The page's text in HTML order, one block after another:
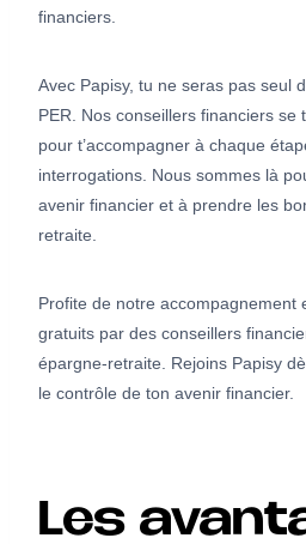
financiers.
Avec Papisy, tu ne seras pas seul
PER. Nos conseillers financiers se
pour t’accompagner à chaque
interrogations. Nous sommes là
avenir financier et à prendre les
retraite.
Profite de notre accompagnement
gratuits par des conseillers
épargne-retraite. Rejoins Papisy
le contrôle de ton avenir financier.
Les